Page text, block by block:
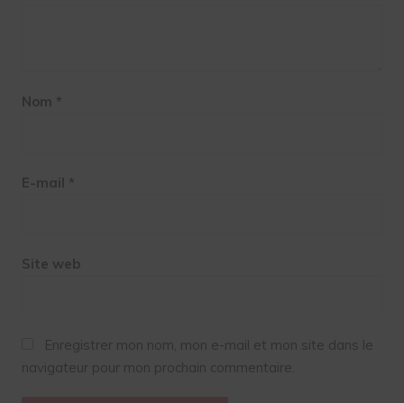
Nom *
E-mail *
Site web
Enregistrer mon nom, mon e-mail et mon site dans le
navigateur pour mon prochain commentaire.